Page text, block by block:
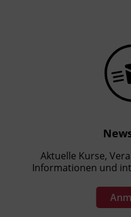
Aktuelle Kurse,
Informationen und